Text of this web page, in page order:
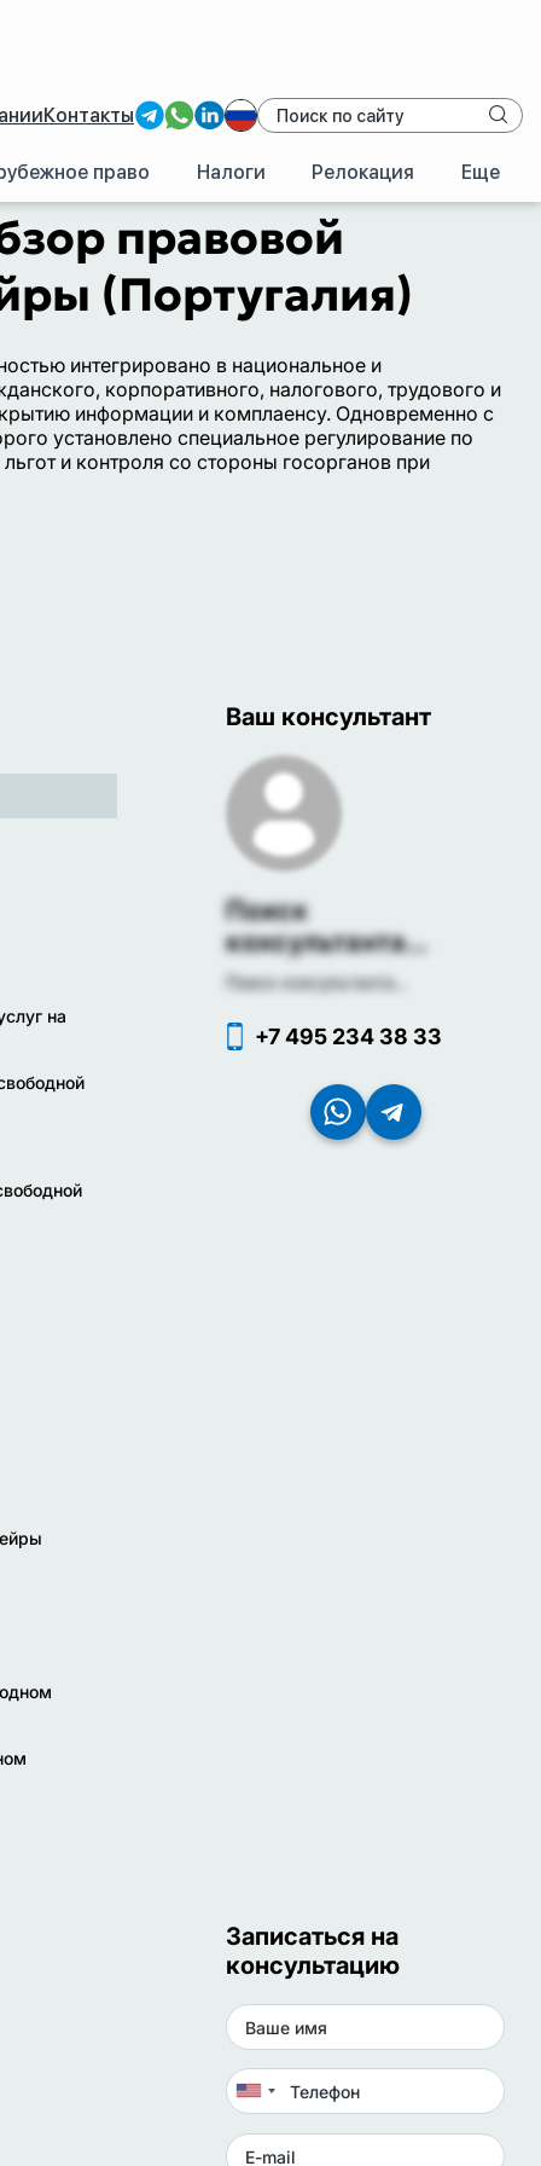
Контакты
право Налоги Релокация Еще
Мадейра/Законодательство Мадейры
правовой
(Португалия)
интегрировано в национальное и
корпоративного, налогового, трудового и
информации и комплаенсу. Одновременно с
установлено специальное регулирование по
и контроля со стороны госорганов при
на
Ваш консультант
Поиск
консультанта...
Поиск консультанта...
+7 495 234 38 33
Записаться на
консультацию